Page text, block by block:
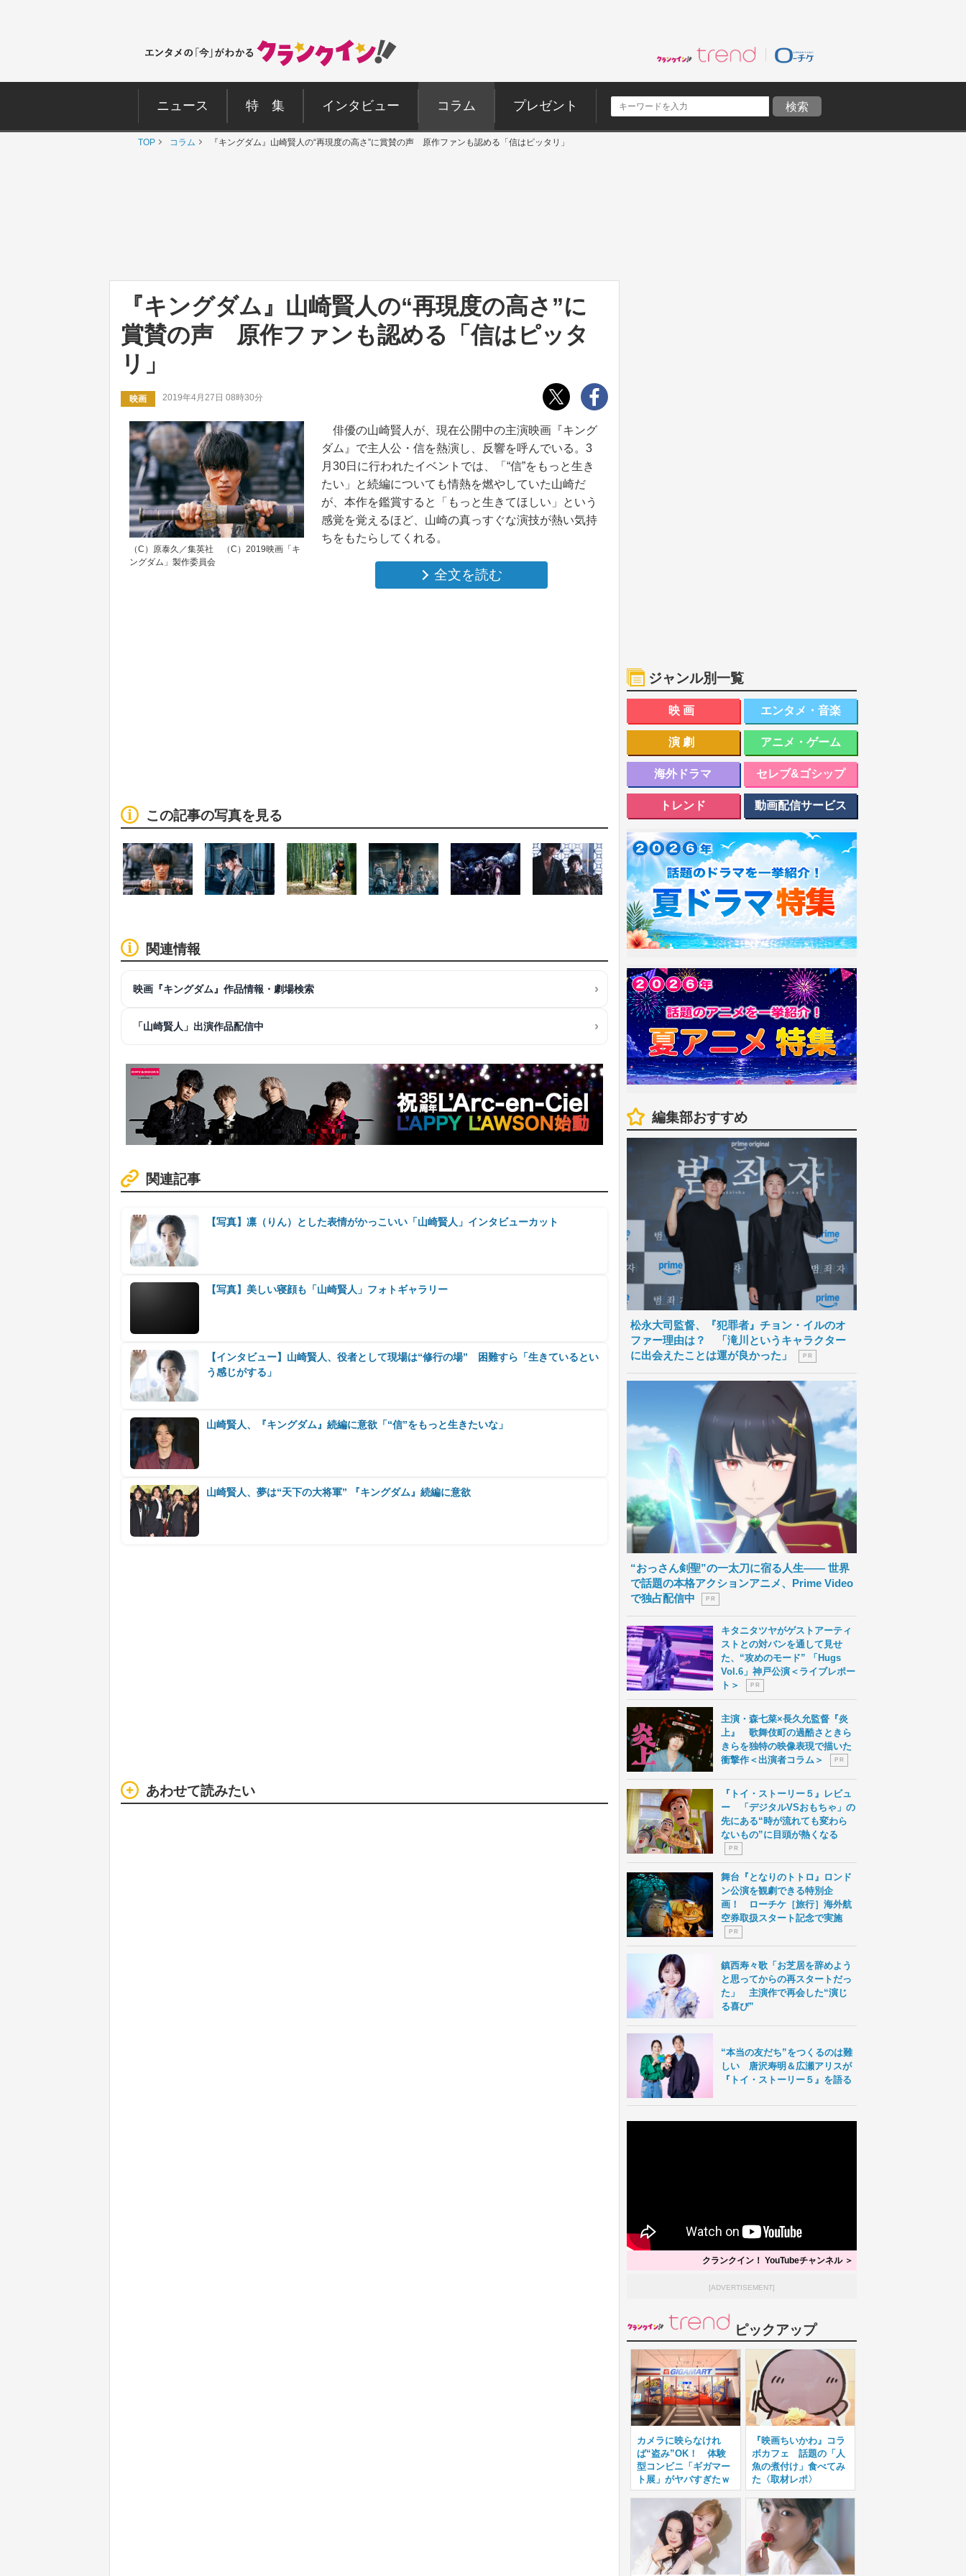
ニュース 特 集 インタビュー コラム プレゼント
TOP コラム 『キングダム』山崎賢人の“再現度の高さ”に賞賛の声 原作ファンも認める「信はピッタリ」
『キングダム』山崎賢人の“再現度の高さ”に
賞賛の声 原作ファンも認める「信はピッタ
リ」
映画 2019年4月27日 08時30分
俳優の山崎賢人が、現在公開中の主演映画『キング
ダム』で主人公・信を熱演し、反響を呼んでいる。3
月30日に行われたイベントでは、「“信”をもっと生き
たい」と続編についても情熱を燃やしていた山崎だ
が、本作を鑑賞すると「もっと生きてほしい」という
感覚を覚えるほど、山崎の真っすぐな演技が熱い気持
ちをもたらしてくれる。
全文を読む
（C）原泰久／集英社 （C）2019映画「キ
ングダム」製作委員会
この記事の写真を見る
関連情報
映画『キングダム』作品情報・劇場検索
「山崎賢人」出演作品配信中
関連記事
【写真】凛（りん）とした表情がかっこいい「山崎賢人」インタビューカット
【写真】美しい寝顔も「山崎賢人」フォトギャラリー
【インタビュー】山崎賢人、役者として現場は“修行の場” 困難すら「生きているとい
う感じがする」
山崎賢人、『キングダム』続編に意欲「“信”をもっと生きたいな」
山崎賢人、夢は“天下の大将軍” 『キングダム』続編に意欲
あわせて読みたい
ジャンル別一覧
映画 エンタメ・音楽
演劇 アニメ・ゲーム
海外ドラマ セレブ&ゴシップ
トレンド 動画配信サービス
編集部おすすめ
松永大司監督、『犯罪者』チョン・イルのオ
ファー理由は？ 「滝川というキャラクター
に出会えたことは運が良かった」
P R
“おっさん剣聖”の一太刀に宿る人生―― 世界
で話題の本格アクションアニメ、Prime Video
で独占配信中
P R
キタニタツヤがゲストアーティ
ストとの対バンを通して見せ
た、“攻めのモード” 「Hugs
Vol.6」神戸公演＜ライブレポー
ト＞
P R
主演・森七菜×長久允監督『炎
上』 歌舞伎町の過酷さときら
きらを独特の映像表現で描いた
衝撃作＜出演者コラム＞
P R
『トイ・ストーリー５』レビュ
ー 「デジタルVSおもちゃ」の
先にある“時が流れても変わら
ないもの”に目頭が熱くなる
P R
舞台『となりのトトロ』ロンド
ン公演を観劇できる特別企
画！ ローチケ［旅行］海外航
空券取扱スタート記念で実施
P R
鎮西寿々歌「お芝居を辞めよう
と思ってからの再スタートだっ
た」 主演作で再会した“演じ
る喜び”
“本当の友だち”をつくるのは難
しい 唐沢寿明＆広瀬アリスが
『トイ・ストーリー５』を語る
クランクイン！ YouTubeチャンネル ＞
[ADVERTISEMENT]
ピックアップ
カメラに映らなけれ
ば“盗み”OK！ 体験
型コンビニ「ギガマー
ト展」がヤバすぎたｗ
『映画ちいかわ』コラ
ボカフェ 話題の「人
魚の煮付け」食べてみ
た〈取材レポ〉